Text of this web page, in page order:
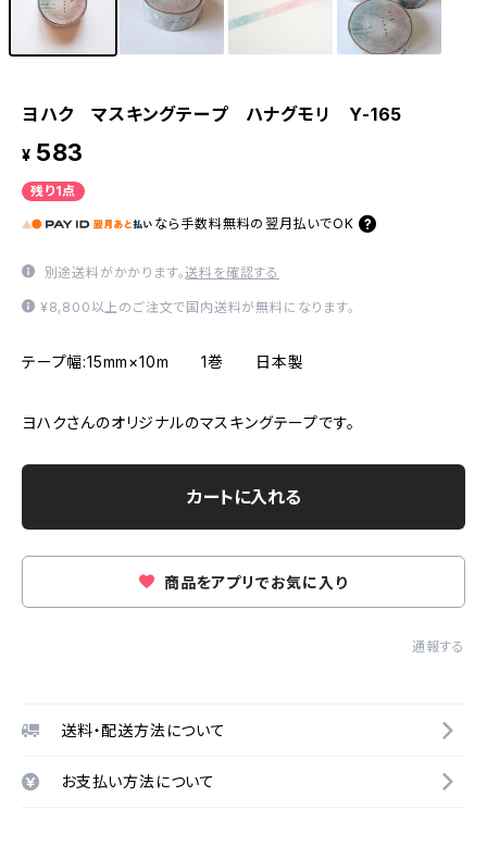
ヨハク マスキングテープ ハナグモリ Y-165
¥ 583
残り1点
なら 手数料無料の 翌月払いでOK
別途送料がかかります。送料を確認する
¥8,800以上のご注文で国内送料が無料になります。
テープ幅:15mm×10m 1巻 日本製
ヨハクさんのオリジナルのマスキングテープです。
カートに入れる
商品をアプリでお気に入り
通報する
送料・配送方法について
お支払い方法について